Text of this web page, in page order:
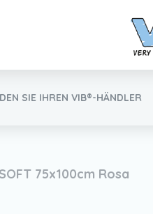
Inlog Einzelhandel
SIE IHREN VIB®-HÄNDLER
75x100cm Rosa